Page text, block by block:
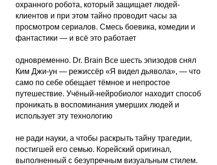
охранного робота, который защищает людей-
клиентов и при этом тайно проводит часы за
просмотром сериалов. Смесь боевика, комедии и
фантастики — и всё это работает
одновременно. Dr. Brain Все шесть эпизодов снял
Ким Джи-ун — режиссёр «Я видел дьявола», — что
само по себе обещает тёмное и непростое
путешествие. Учёный-нейробиолог находит способ
проникать в воспоминания умерших людей и
использует эту технологию
не ради науки, а чтобы раскрыть тайну трагедии,
постигшей его семью. Корейский оригинал,
выполненный с безупречным визуальным стилем.